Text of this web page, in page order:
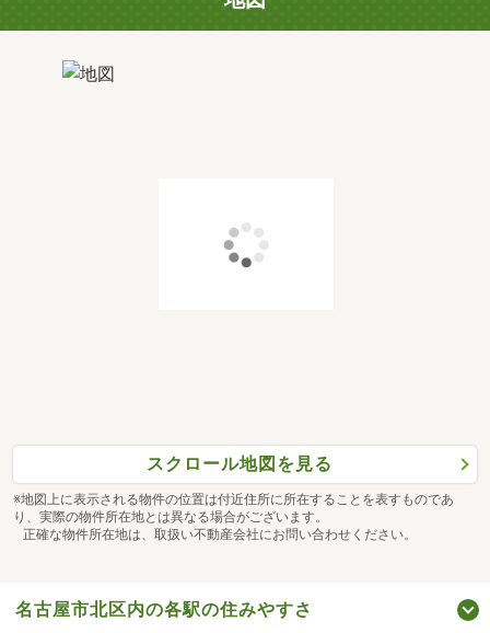
スクロール地図を見る
※地図上に表示される物件の位置は付近住所に所在することを表すものであ
り、実際の物件所在地とは異なる場合がございます。
正確な物件所在地は、取扱い不動産会社にお問い合わせください。
名古屋市北区内の各駅の住みやすさ